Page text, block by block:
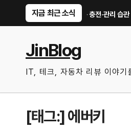
지금 최근 소식
수명 오래 쓰는 충전·관리 습관｜주행거리 불
JinBlog
IT, 테크, 자동차 리뷰 이야기
[태그:]에버키